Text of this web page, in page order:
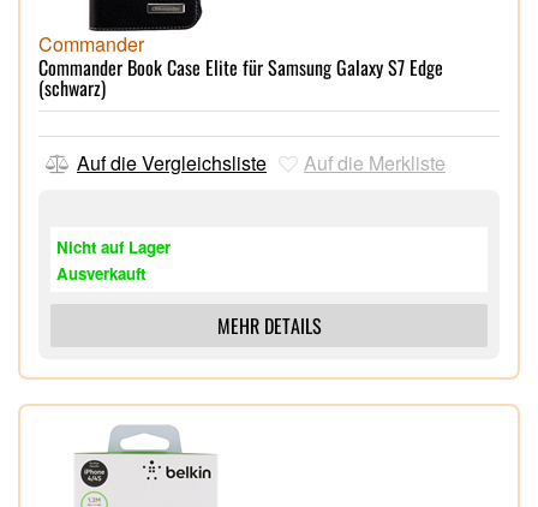
Commander
Commander Book Case Elite für Samsung Galaxy S7 Edge
(schwarz)
Auf die Vergleichsliste Auf die Merkliste
Nicht auf Lager
Ausverkauft
MEHR DETAILS